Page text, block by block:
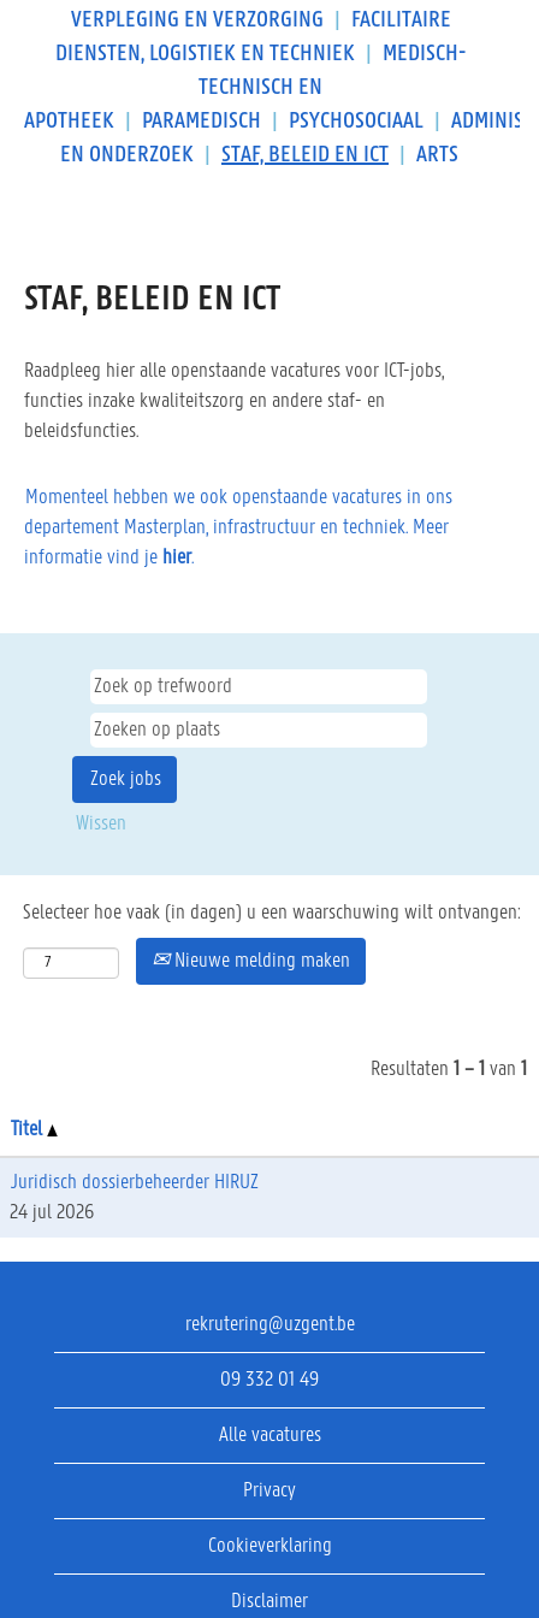
VERPLEGING EN VERZORGING
FACILITAIRE
DIENSTEN, LOGISTIEK EN TECHNIEK
MEDISCH-
TECHNISCH EN
APOTHEEK
PARAMEDISCH PSYCHOSOCIAAL
EN ONDERZOEK
STAF, BELEID EN ICT ARTS
STAF, BELEID EN ICT
Raadpleeg hier alle openstaande vacatures voor ICT-jobs,
functies inzake kwaliteitszorg en andere staf- en
beleidsfuncties.
Momenteel hebben we ook openstaande vacatures in ons
departement Masterplan, infrastructuur en techniek. Meer
informatie vind je hier.
Wissen
Selecteer hoe vaak (in dagen) u een waarschuwing wilt ontvangen:
Nieuwe melding maken
Resultaten 1 – 1 van 1
Titel
Juridisch dossierbeheerder HIRUZ
24 jul 2026
rekrutering@uzgent.be
09 332 01 49
Alle vacatures
Privacy
Cookieverklaring
Disclaimer